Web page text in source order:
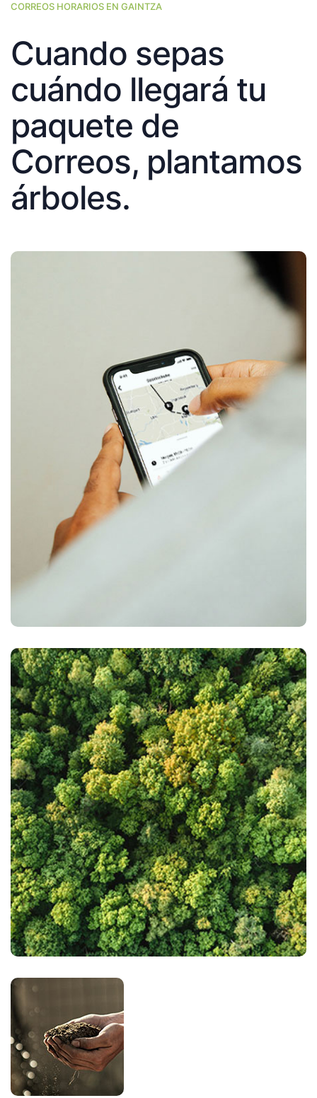
CORREOS HORARIOS EN GAINTZA
Cuando sepas
cuándo llegará tu
paquete de
Correos, plantamos
árboles.